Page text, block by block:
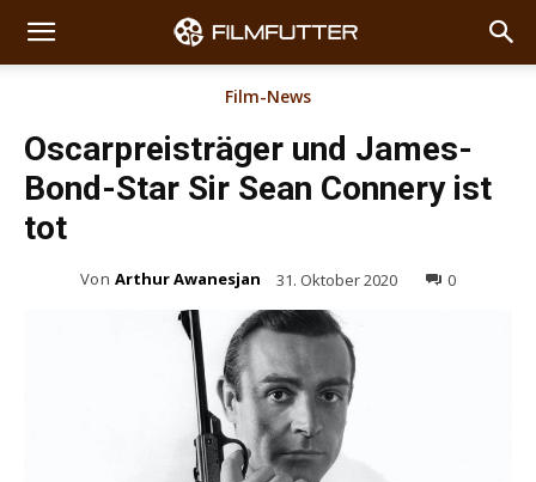
Film-News
Oscarpreisträger und James-
Bond-Star Sir Sean Connery ist
tot
Von Arthur Awanesjan 31. Oktober 2020 0